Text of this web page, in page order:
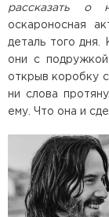
рассказать о
оскароносная
деталь того дня.
они с
открыв коробку
ни слова
ему. Что она и